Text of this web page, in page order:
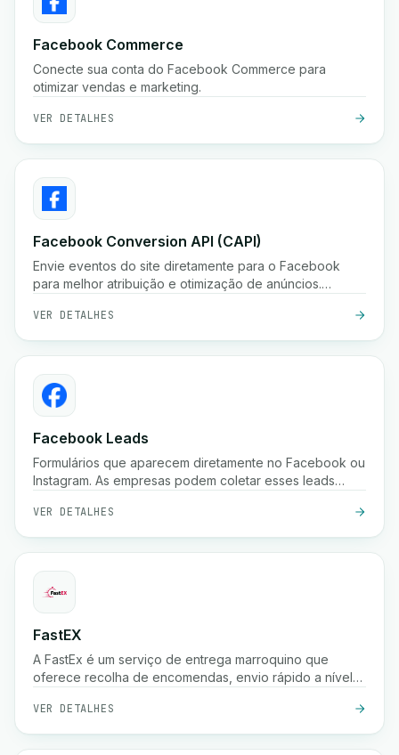
Facebook Commerce
Conecte sua conta do Facebook Commerce para
otimizar vendas e marketing.
VER DETALHES
Facebook Conversion API (CAPI)
Envie eventos do site diretamente para o Facebook
para melhor atribuição e otimização de anúncios.
Conversões do Facebook.
VER DETALHES
Facebook Leads
Formulários que aparecem diretamente no Facebook ou
Instagram. As empresas podem coletar esses leads
VER DETALHES
FastEX
A FastEx é um serviço de entrega marroquino que
oferece recolha de encomendas, envio rápido a nível
real para empresas e lojas online.
VER DETALHES